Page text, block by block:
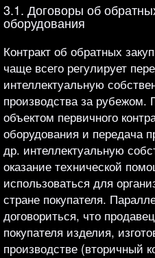
3.1. Договоры об
оборудования
Контракт об обратных
чаще всего регулирует
интеллектуальную
производства за
объектом первичного
оборудования и передача
др. интеллектуальную
оказание технической
использоваться для
стране покупателя.
договориться, что
покупателя изделия,
производстве (вторичный